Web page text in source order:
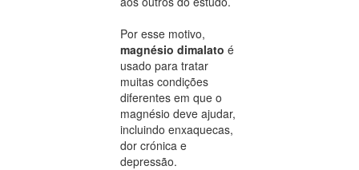
Por esse motivo,
magnésio dimalato é
usado para tratar
muitas condições
diferentes em que o
magnésio deve ajudar,
incluindo enxaquecas,
dor crónica e
depressão.